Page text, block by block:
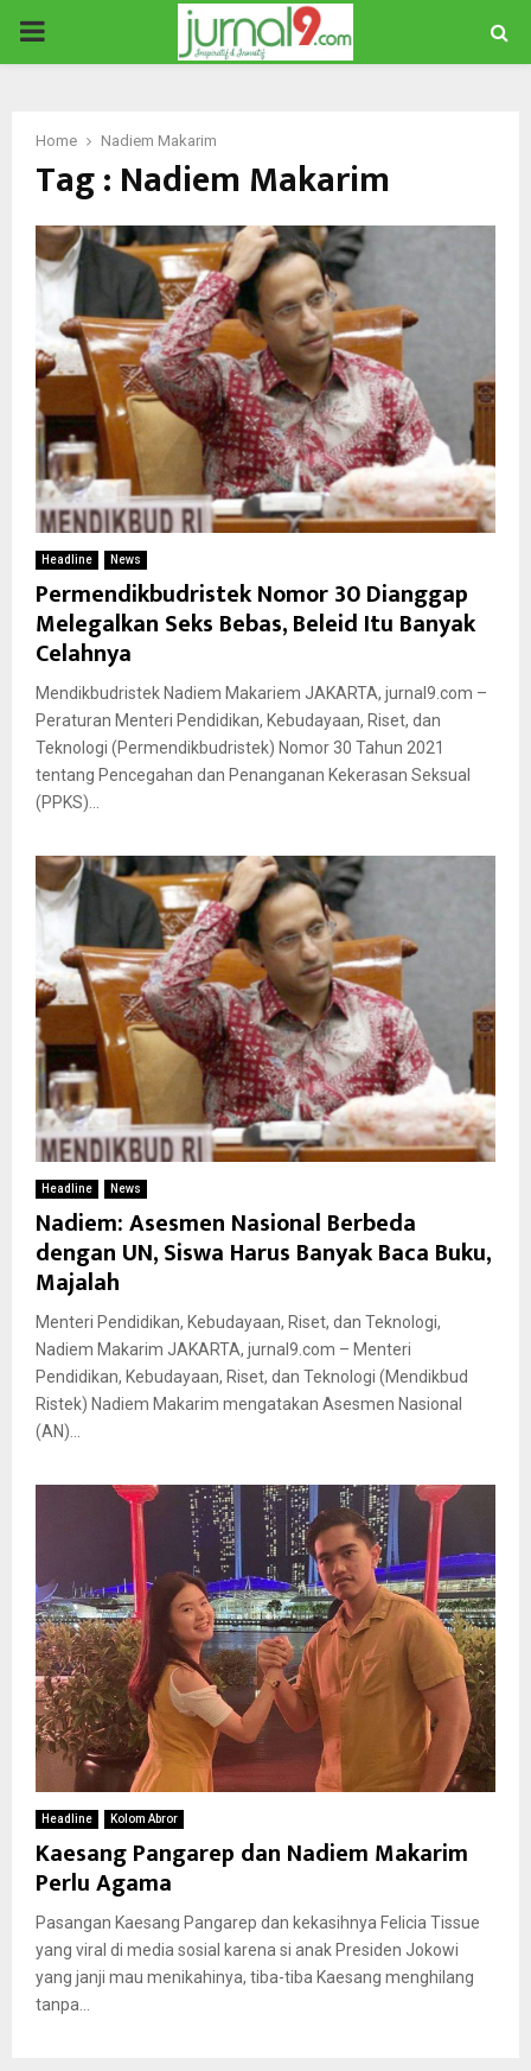
PRIMARY
Home Nadiem Makarim
Tag : Nadiem Makarim
Headline News
Permendikbudristek Nomor 30 Dianggap
Melegalkan Seks Bebas, Beleid Itu Banyak
Celahnya
Mendikbudristek Nadiem Makariem JAKARTA, jurnal9.com –
Peraturan Menteri Pendidikan, Kebudayaan, Riset, dan
Teknologi (Permendikbudristek) Nomor 30 Tahun 2021
tentang Pencegahan dan Penanganan Kekerasan Seksual
(PPKS)...
Headline News
Nadiem: Asesmen Nasional Berbeda
dengan UN, Siswa Harus Banyak Baca Buku,
Majalah
Menteri Pendidikan, Kebudayaan, Riset, dan Teknologi,
Nadiem Makarim JAKARTA, jurnal9.com – Menteri
Pendidikan, Kebudayaan, Riset, dan Teknologi (Mendikbud
Ristek) Nadiem Makarim mengatakan Asesmen Nasional
(AN)...
Headline Kolom Abror
Kaesang Pangarep dan Nadiem Makarim
Perlu Agama
Pasangan Kaesang Pangarep dan kekasihnya Felicia Tissue
yang viral di media sosial karena si anak Presiden Jokowi
yang janji mau menikahinya, tiba-tiba Kaesang menghilang
tanpa...